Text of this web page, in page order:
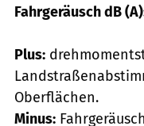
Fahrgeräusch dB
Plus:
Oberflächen.
Minus: